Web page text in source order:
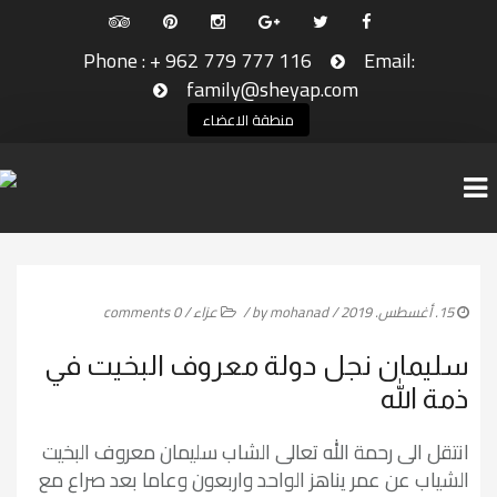
Phone : + 962 779 777 116 Email:
family@sheyap.com
منطقة الاعضاء
ديوان الشياب
ديوان الشياب في ماحص
15. أغسطس. 2019 / by
mohanad
/ عزاء/
0 comments
سليمان نجل دولة معروف البخيت في
ذمة الله
انتقل الى رحمة الله تعالى الشاب سليمان معروف البخيت
الشياب عن عمر يناهز الواحد واربعون وعاما بعد صراع مع